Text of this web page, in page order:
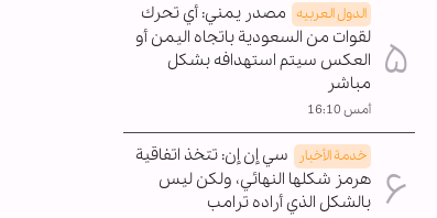
الدول العربیه مصدر يمني: أي تحرك
لقوات من السعودية باتجاه اليمن أو
العكس سيتم استهدافه بشكل
مباشر
أمس 16:10
خدمة الأخبار
سي إن إن: تتخذ اتفاقية
هرمز شكلها النهائي، ولكن ليس
بالشكل الذي أراده ترامب